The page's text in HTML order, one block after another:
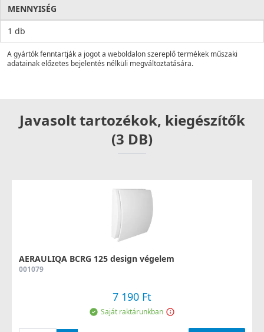
MENNYISÉG
1 db
A gyártók fenntartják a jogot a weboldalon szereplő termékek műszaki
adatainak előzetes bejelentés nélküli megváltoztatására.
Javasolt tartozékok, kiegészítők
(3 DB)
AERAULIQA BCRG 125 design végelem
001079
7 190 Ft
Saját raktárunkban